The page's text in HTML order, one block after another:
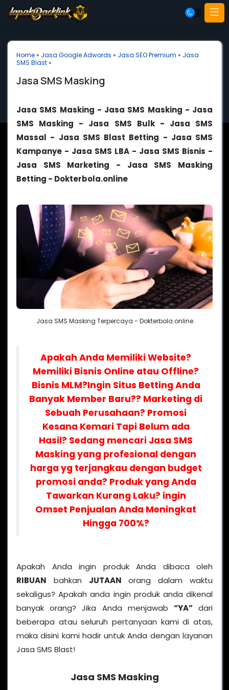
Home» Jasa Google Adwords » Jasa SEO Premium » Jasa
SMS Blast»
Jasa SMS Masking
Jasa SMS Masking - Jasa SMS Masking - Jasa
SMS Masking - Jasa SMS Bulk - Jasa SMS
Massal - Jasa SMS Blast Betting - Jasa SMS
Kampanye - Jasa SMS LBA - Jasa SMS Bisnis -
Jasa SMS Marketing - Jasa SMS Masking
Betting - Dokterbola.online
Jasa SMS Masking Terpercaya - Dokterbola.online
Apakah Anda Memiliki Website?
Memiliki Bisnis Online atau Offline?
Bisnis MLM?Ingin Situs Betting Anda
Banyak Member Baru?? Marketing di
Sebuah Perusahaan? Promosi
Kesana Kemari Tapi Belum ada
Hasil? Sedang mencari Jasa SMS
Masking yang profesional dengan
harga yg terjangkau dengan budget
promosi anda? Produk yang Anda
Tawarkan Kurang Laku? ingin
Omset Penjualan Anda Meningkat
Hingga 700%?
Apakah Anda ingin produk Anda dibaca oleh
RIBUAN bahkan JUTAAN orang dalam waktu
sekaligus? Apakah anda ingin produk anda dikenal
banyak orang? Jika Anda menjawab “YA”dari
beberapa atau seluruh pertanyaan kami di atas,
maka disini kami hadir untuk Anda dengan layanan
Jasa SMS Blast!
Jasa SMS Masking